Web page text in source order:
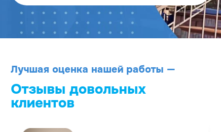
Лучшая оценка нашей работы —
Отзывы довольных
клиентов